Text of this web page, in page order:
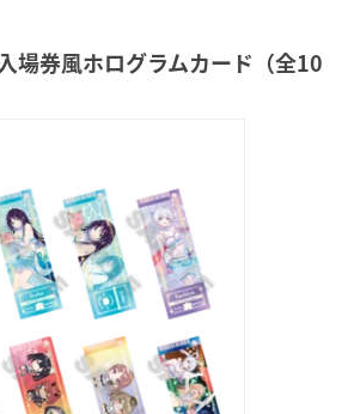
場券風ホログラムカード（全10